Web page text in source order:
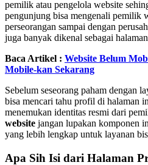
pemilik atau pengelola website
pengunjung bisa mengenali pemilik
perseorangan sampai dengan
juga banyak dikenal sebagai
Baca Artikel : Website Belum
Mobile-kan Sekarang
Sebelum seseorang paham dengan
bisa mencari tahu profil di halaman
menemukan identitas resmi dari
website jangan lupakan komponen
yang lebih lengkap untuk layanan
Apa Sih Isi dari Halaman